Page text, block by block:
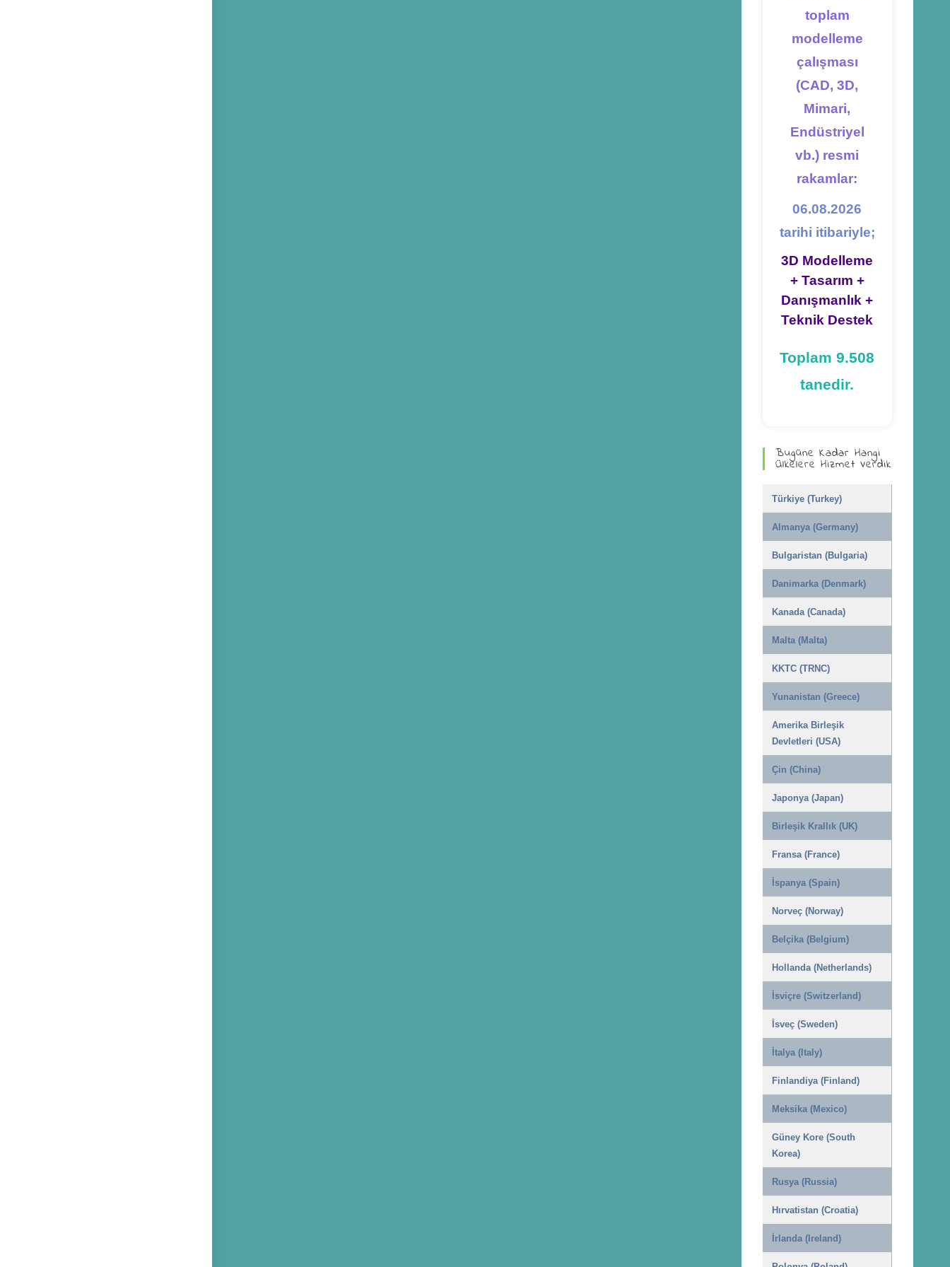
toplam
modelleme
çalışması
(CAD, 3D,
Mimari,
Endüstriyel
vb.) resmi
rakamlar:
06.08.2026
tarihi itibariyle;
3D Modelleme
+ Tasarım +
Danışmanlık +
Teknik Destek
Toplam 9.508
tanedir.
Bugüne Kadar Hangi
Ülkelere Hizmet Verdik
Türkiye (Turkey)
Almanya (Germany)
Bulgaristan (Bulgaria)
Danimarka (Denmark)
Kanada (Canada)
Malta (Malta)
KKTC (TRNC)
Yunanistan (Greece)
Amerika Birleşik
Devletleri (USA)
Çin (China)
Japonya (Japan)
Birleşik Krallık (UK)
Fransa (France)
İspanya (Spain)
Norveç (Norway)
Belçika (Belgium)
Hollanda (Netherlands)
İsviçre (Switzerland)
İsveç (Sweden)
İtalya (Italy)
Finlandiya (Finland)
Meksika (Mexico)
Güney Kore (South
Korea)
Rusya (Russia)
Hırvatistan (Croatia)
İrlanda (Ireland)